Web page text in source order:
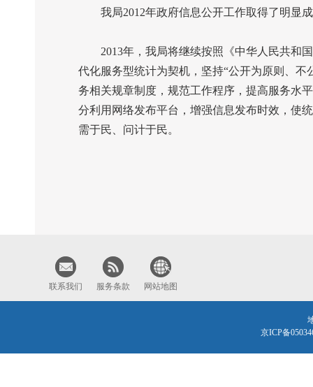
我局2012年政府信息公开工作取得了明显
2013年，我局将继续按照《中华人民共和
代化服务型统计为契机，坚持“公开为原则、
务相关规章制度，规范工作程序，提高服务水
分利用网络发布平台，增强信息发布时效，使
需于民、问计于民。
联系我们 服务条款 网站地图
京ICP备